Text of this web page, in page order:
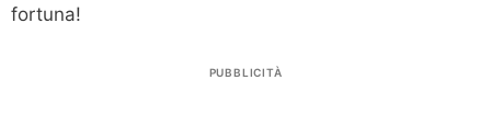
fortuna!
PUBBLICITÀ